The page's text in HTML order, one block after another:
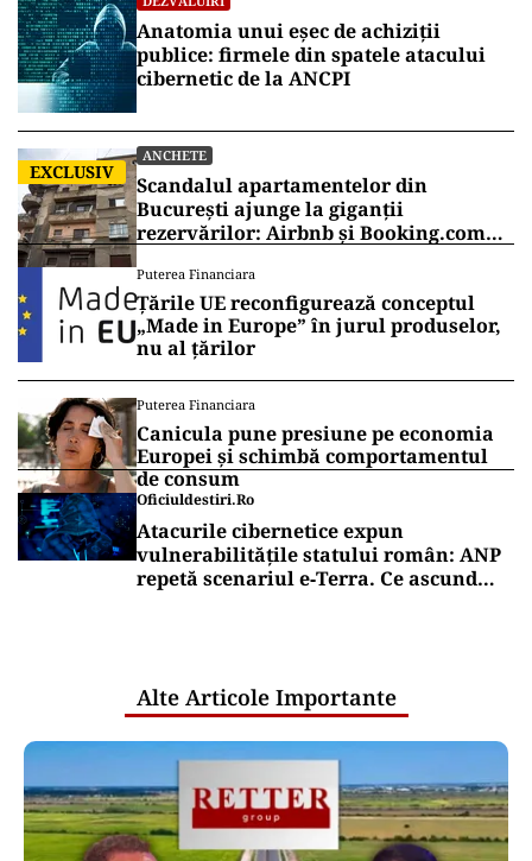
Anatomia unui eșec de achiziții
publice: firmele din spatele atacului
cibernetic de la ANCPI
EXCLUSIV
ANCHETE
Scandalul apartamentelor din
București ajunge la giganții
rezervărilor: Airbnb și Booking.com
Puterea Financiara
Țările UE reconfigurează conceptul
„Made in Europe” în jurul produselor,
nu al țărilor
Puterea Financiara
Canicula pune presiune pe economia
Europei și schimbă comportamentul
de consum
Oficiuldestiri.ro
Atacurile cibernetice expun
vulnerabilitățile statului român: ANP
repetă scenariul e‑Terra. Ce ascund
Alte Articole Importante